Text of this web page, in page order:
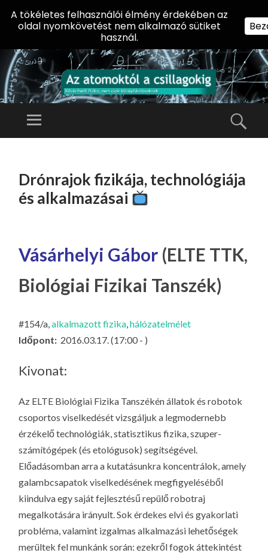
AZ
KT
CS
IL
LA
G
KI
Előadássorozat
Természettudományi
Menü
TARTALOMHOZ
Drónrajok fizikája, technológiája
és alkalmazásai
Vásárhelyi Gábor (ELTE TTK,
Biológiai Fizikai Tanszék)
#154/a,alkalmazott fizika,hálózatelmélet
Időpont: 2016.03.17. (17:00 - )
Kivonat:
Az ELTE Biológiai Fizika Tanszékén állatok és robotok
csoportos viselkedését vizsgáljuk a legmodernebb
érzékelő technológiák, statisztikus fizika, szuper-
számítógépek (és etológusok) segítségével.
Előadásomban arra a kutatásunkra koncentrálok, amely
galambcsapatok viselkedésének megfigyeléséből
kiindulva egy saját fejlesztésű repülő robotraj
megalkotására irányult. Sok érdekes elvi és gyakorlati
probléma, valamint izgalmas alkalmazási lehetőségek
merültek fel munkánk során: ezekről fogok áttekintést
A tökéletes felhasználói élmény érdekében az
oldal nyomkövetést nem alkalmazó sütiket
használ.